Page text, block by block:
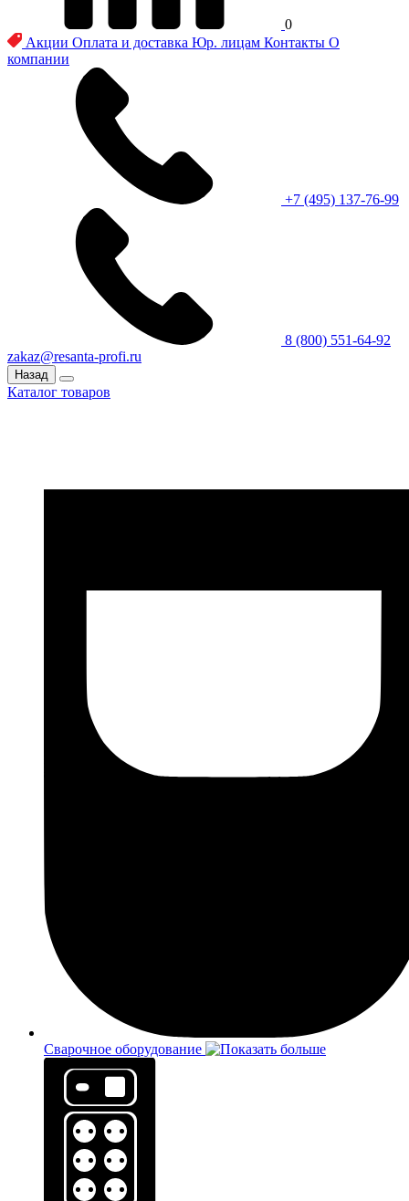
0
Акции Оплата и доставка Юр. лицам Контакты О
компании
+7 (495) 137-76-99
8 (800) 551-64-92
zakaz@resanta-profi.ru
Назад
Каталог товаров
Сварочное оборудование